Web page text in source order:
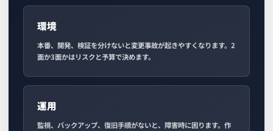
環境
本番、開発、検証を分けないと変更事故が起きやすくなります。2
面か3面かはリスクと予算で決めます。
運用
監視、バックアップ、復旧手順がないと、障害時に困ります。作